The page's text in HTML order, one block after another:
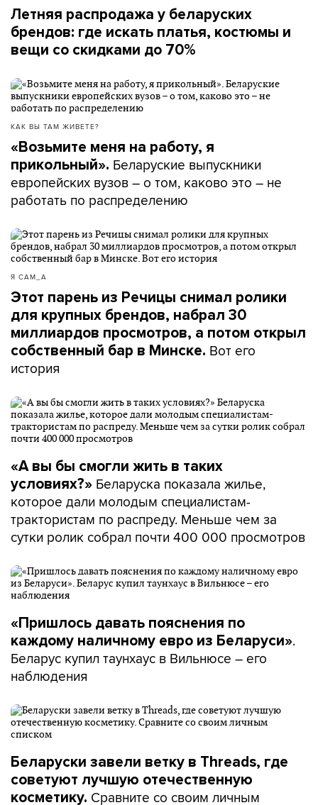
Летняя распродажа у беларуских
брендов: где искать платья, костюмы и
вещи со скидками до 70%
КАК ВЫ ТАМ ЖИВЕТЕ?
«Возьмите меня на работу, я
прикольный». Беларуские выпускники
европейских вузов – о том, каково это – не
работать по распределению
Я САМ_А
Этот парень из Речицы снимал ролики
для крупных брендов, набрал 30
миллиардов просмотров, а потом открыл
собственный бар в Минске. Вот его
история
«А вы бы смогли жить в таких
условиях?» Беларуска показала жилье,
которое дали молодым специалистам-
трактористам по распреду. Меньше чем за
сутки ролик собрал почти 400 000 просмотров
«Пришлось давать пояснения по
каждому наличному евро из Беларуси».
Беларус купил таунхаус в Вильнюсе – его
наблюдения
Беларуски завели ветку в Threads, где
советуют лучшую отечественную
косметику. Сравните со своим личным